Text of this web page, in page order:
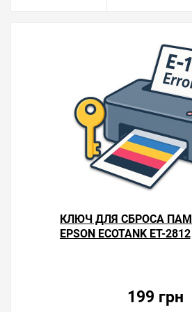
КЛЮЧ ДЛЯ СБРОСА
EPSON ECOTANK ET-2812
199 грн